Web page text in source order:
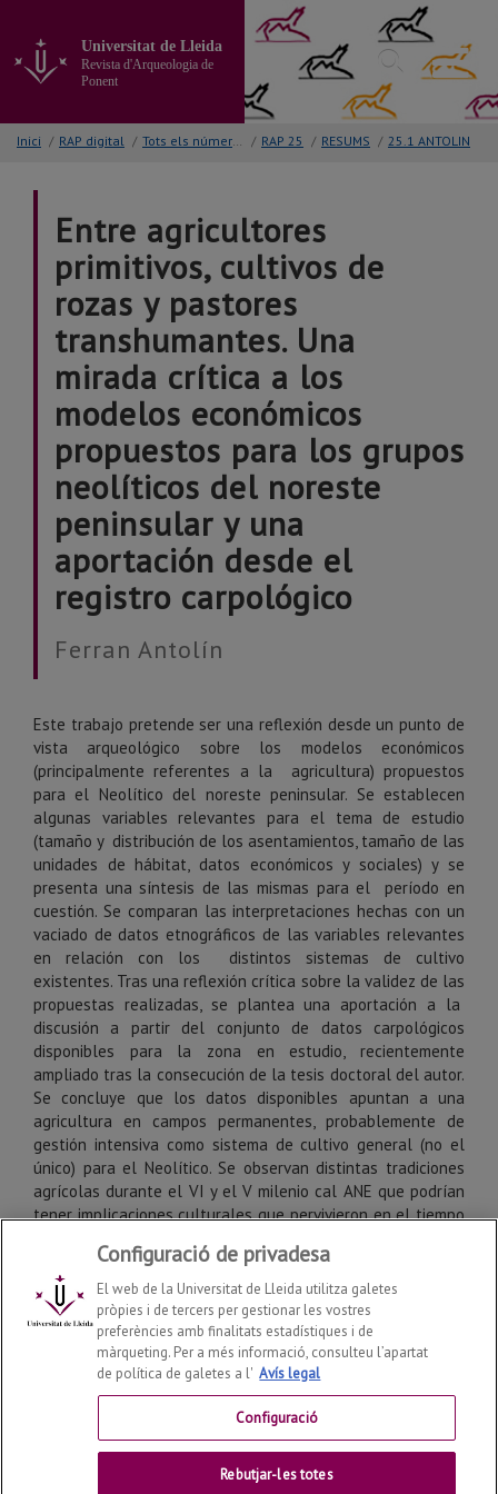
contingut
principal
la
pàgina
Universitat de Lleida
Revista d'Arqueologia de
Ponent
Inici / RAP digital / Tots els números / RAP 25 / RESUMS / 25.1 ANTOLIN
Entre agricultores
primitivos, cultivos de
rozas y pastores
transhumantes. Una
mirada crítica a los
modelos económicos
propuestos para los grupos
neolíticos del noreste
peninsular y una
aportación desde el
registro carpológico
Ferran Antolín
Este trabajo pretende ser una reflexión desde un punto de
vista arqueológico sobre los modelos económicos
(principalmente referentes a la agricultura) propuestos
para el Neolítico del noreste peninsular. Se establecen
algunas variables relevantes para el tema de estudio
(tamaño y distribución de los asentamientos, tamaño de las
unidades de hábitat, datos económicos y sociales) y se
presenta una síntesis de las mismas para el período en
cuestión. Se comparan las interpretaciones hechas con un
vaciado de datos etnográficos de las variables relevantes
en relación con los distintos sistemas de cultivo
existentes. Tras una reflexión crítica sobre la validez de las
propuestas realizadas, se plantea una aportación a la
discusión a partir del conjunto de datos carpológicos
disponibles para la zona en estudio, recientemente
ampliado tras la consecución de la tesis doctoral del autor.
Se concluye que los datos disponibles apuntan a una
agricultura en campos permanentes, probablemente de
gestión intensiva como sistema de cultivo general (no el
único) para el Neolítico. Se observan distintas tradiciones
agrícolas durante el VI y el V milenio cal ANE que podrían
tener implicaciones culturales que pervivieron en el tiempo
agrícola desde el norte.
Palabras clave:Arqueobotánica, agricultores tempranos,
Cataluña, Andorra, agricultura intensiva.
Dades de la revista / Creative Commons /
Configuració de privadesa
El web de la Universitat de Lleida utilitza galetes
pròpies i de tercers per gestionar les vostres
preferències amb finalitats estadístiques i de
màrqueting. Per a més informació, consulteu l’apartat
de política de galetes a l' Avís legal
Configuració
Rebutjar-les totes